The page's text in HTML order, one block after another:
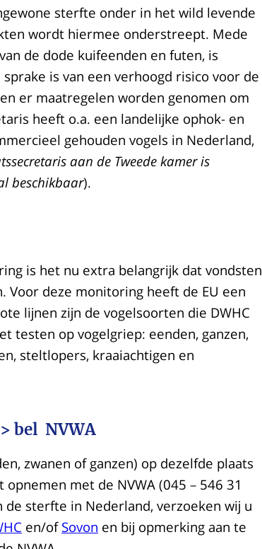
sterfte onder in het wild levende
wordt hiermee onderstreept. Mede
de dode kuifeenden en futen, is
is van een verhoogd risico voor de
er maatregelen worden genomen om
heeft o.a. een landelijke ophok- en
gehouden vogels in Nederland,
aan de Tweede kamer is
beschikbaar).
is het nu extra belangrijk dat vondsten
Voor deze monitoring heeft de EU een
lijnen zijn de vogelsoorten die DWHC
testen op vogelgriep: eenden, ganzen,
steltlopers, kraaiachtigen en
bel NVWA
zwanen of ganzen) op dezelfde plaats
met de NVWA (045 – 546 31
sterfte in Nederland, verzoeken wij u
en/of Sovon en bij opmerking aan te